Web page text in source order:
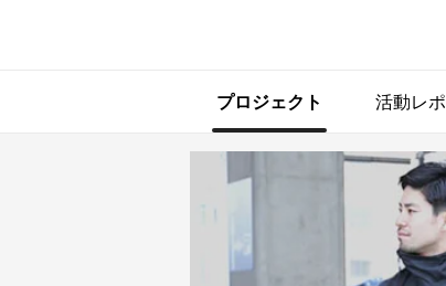
プロジェクト 活動レ